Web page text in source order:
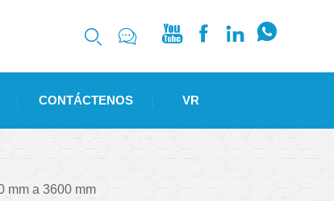
     
CONTÁCTENOS VR
mm a 3600 mm